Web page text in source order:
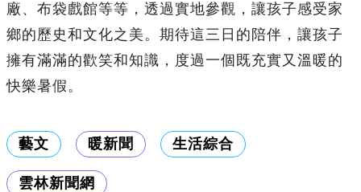
廠、布袋戲館等等，透過實地參觀，讓孩子感受家
鄉的歷史和文化之美。期待這三日的陪伴，讓孩子
擁有滿滿的歡笑和知識，度過一個既充實又溫暖的
快樂暑假。
藝文 暖新聞 生活綜合
雲林新聞網